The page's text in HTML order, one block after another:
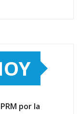
por la